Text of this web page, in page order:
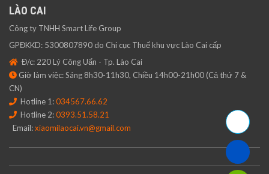
LÀO CAI
Công ty TNHH Smart Life Group
GPĐKKD: 5300807890 do Chi cục Thuế khu vực Lào Cai cấp
Đ/c: 220 Lý Công Uẩn - Tp. Lào Cai
Giờ làm việc: Sáng 8h30-11h30, Chiều 14h00-21h00 (Cả thứ 7 &
CN)
Hotline 1:034567.66.62
Hotline 2:0393.51.58.21
Email:xiaomilaocai.vn@gmail.com